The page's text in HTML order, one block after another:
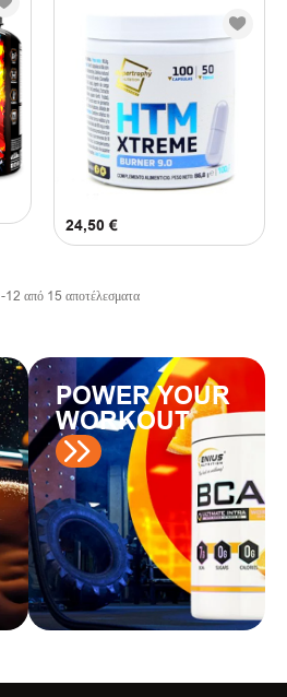
-12 από 15 αποτέλεσματα
24,50 €
POWER YOUR
WORKOUT